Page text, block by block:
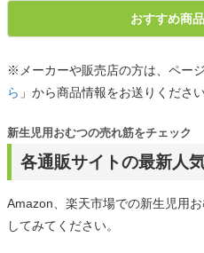
おすすめ商
※メーカーや販売店の方は、ペー
ら 」から商品情報をお送りください
各通販サイトの最新人
新生児用おむつの売れ筋をチェック
Amazon、楽天市場での新生児用
してみてください。